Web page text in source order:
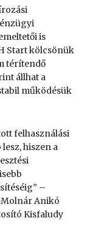
is
Start kölcsönük
térítendő
állhat a
működésük
felhasználási
hiszen a
–
Anikó
Kisfaludy